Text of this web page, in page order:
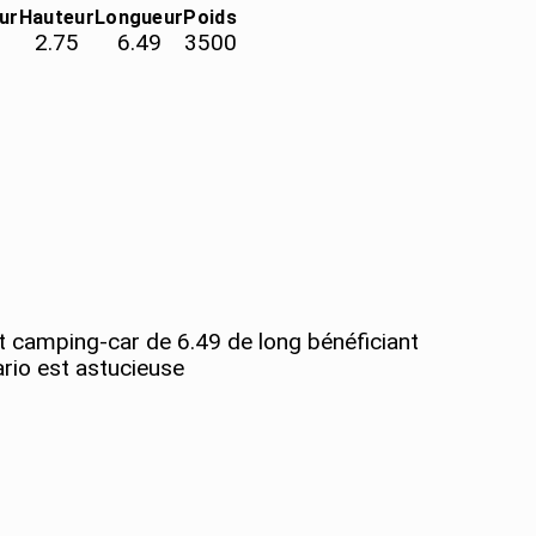
Hauteur
2.75
Longueur
6.49
Poids
3500
car de 6.49 de long bénéficiant
est astucieuse